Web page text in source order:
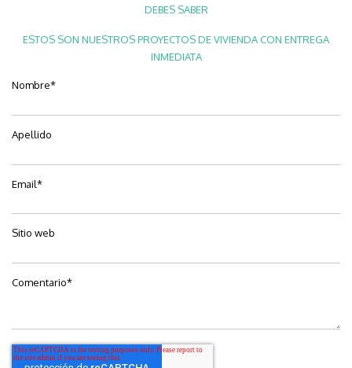
DEBES SABER
ESTOS SON NUESTROS PROYECTOS DE VIVIENDA CON ENTREGA
INMEDIATA
Nombre*
Apellido
Email*
Sitio web
Comentario*